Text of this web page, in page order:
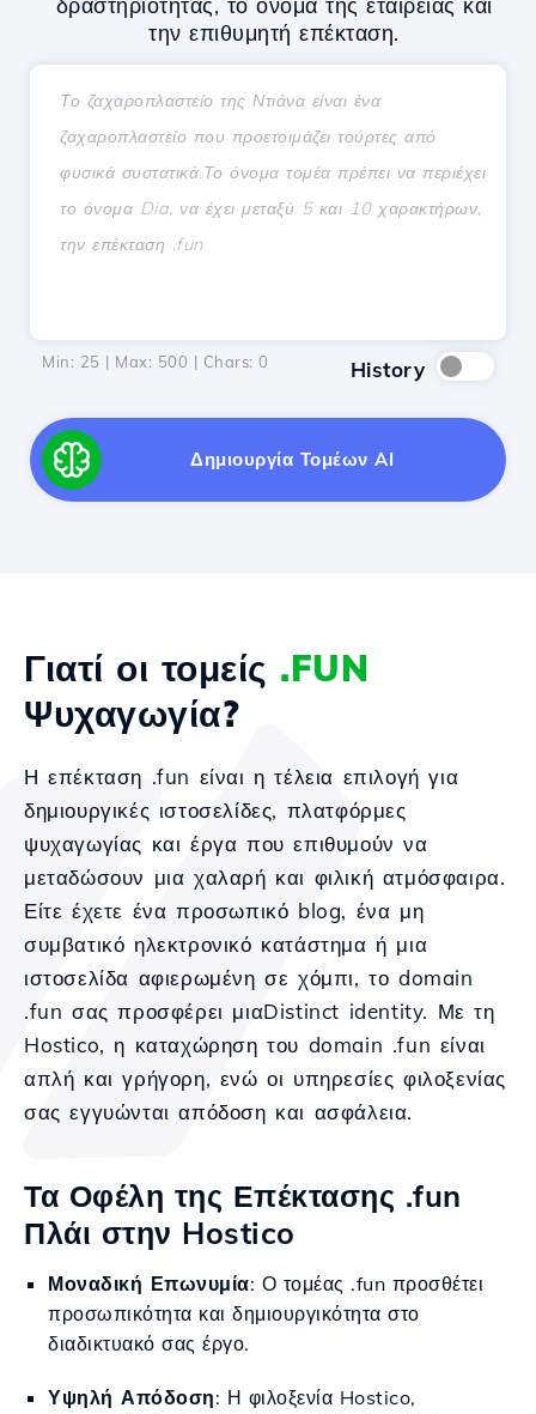
την επιθυμητή επέκταση.
Min: 25 | Max: 500 | Chars: 0 History
Δημιουργία Τομέων AI
Γιατί οι τομείς .FUN
Ψυχαγωγία?
Η επέκταση .fun είναι η τέλεια επιλογή για
δημιουργικές ιστοσελίδες, πλατφόρμες
ψυχαγωγίας και έργα που επιθυμούν να
μεταδώσουν μια χαλαρή και φιλική ατμόσφαιρα.
Είτε έχετε ένα προσωπικό blog, ένα μη
συμβατικό ηλεκτρονικό κατάστημα ή μια
ιστοσελίδα αφιερωμένη σε χόμπι, το domain
.fun σας προσφέρει μιαDistinct identity. Με τη
Hostico, η καταχώρηση του domain .fun είναι
απλή και γρήγορη, ενώ οι υπηρεσίες φιλοξενίας
σας εγγυώνται απόδοση και ασφάλεια.
Τα Οφέλη της Επέκτασης .fun
Πλάι στην Hostico
Μοναδική Επωνυμία: Ο τομέας .fun προσθέτει
προσωπικότητα και δημιουργικότητα στο
διαδικτυακό σας έργο.
Υψηλή Απόδοση: Η φιλοξενία Hostico,